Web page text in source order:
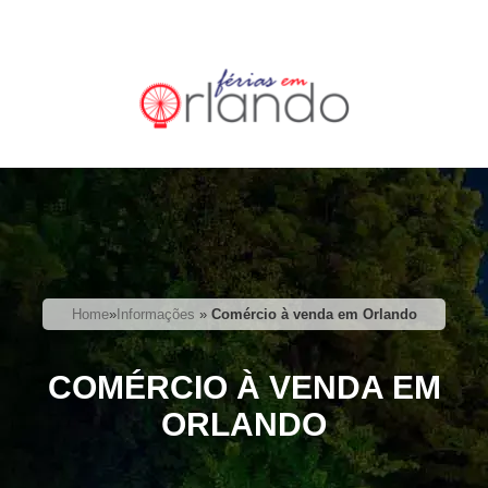
Home»Informações » Comércio à venda em Orlando
COMÉRCIO À VENDA EM
ORLANDO